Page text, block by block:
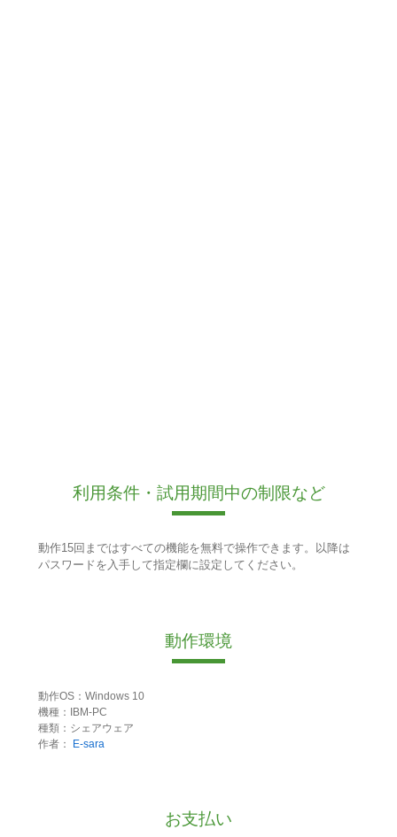
利用条件・試用期間中の制限など
動作15回まではすべての機能を無料で操作できます。以降は
パスワードを入手して指定欄に設定してください。
動作環境
動作OS：Windows 10
機種：IBM-PC
種類：シェアウェア
作者：
E-sara
お支払い